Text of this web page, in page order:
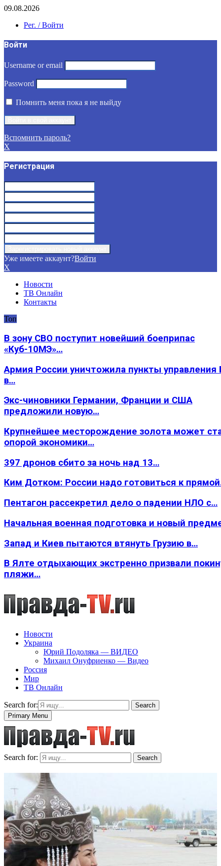
09.08.2026
Рег. / Войти
Войти
Username or email
Password
Помнить меня пока я не выйду
Вспомнить пароль?
X
Регистрация
Уже имеете аккаунт?Войти
X
Новости
ТВ Онлайн
Контакты
Топ
В зону СВО поступит новейший боеприпас
«Куб-10МЭ»…
Армия России уничтожила пункты
в…
Экс-чиновники Германии, Франции и США
предложили новую…
Крупнейшее месторождение золота может
опорой экономики…
397 дронов сбито за ночь над 13…
Ким Дотком: России надо готовиться к
Пентагон рассекретил дело о падении НЛО с…
Начальная военная подготовка и новый
Запад и Киев пытаются втянуть Грузию в…
В Ялте отдыхающих экстренно призвали
пляжи…
Новости
Украина
Юрий Подоляка — ВИДЕО
Михаил Онуфриенко — Видео
Россия
Мир
ТВ Онлайн
Search for:
Search
Primary Menu
Search for: Search